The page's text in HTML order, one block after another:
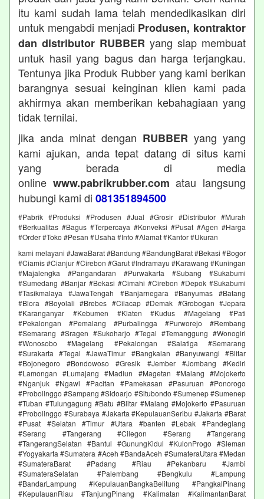
itu kami sudah lama telah mendedikasikan diri
untuk mengabdi menjadi Produsen, kontraktor
dan distributor RUBBER yang siap membuat
untuk hasil yang bagus dan harga terjangkau.
Tentunya jika Produk Rubber yang kami berikan
barangnya sesuai keinginan klien kami pada
akhirmya akan memberikan kebahagiaan yang
tidak ternilai.
jika anda minat dengan RUBBER yang yang
kami ajukan, anda tepat datang di situs kami
yang berada di media
online www.pabrikrubber.com atau langsung
hubungi kami di 081351894500
#Pabrik #Produksi #Produsen #Jual #Grosir #Distributor #Murah
#Berkualitas #Bagus #Terpercaya #Konveksi #Pusat #Agen #Harga
#Order #Toko #Pesan #Usaha #Info #Alamat #Kantor #Ukuran
kami melayani #JawaBarat #Bandung #BandungBarat #Bekasi #Bogor
#Ciamis #Cianjur #Cirebon #Garut #Indramayu #Karawang #Kuningan
#Majalengka #Pangandaran #Purwakarta #Subang #Sukabumi
#Sumedang #Banjar #Bekasi #Cimahi #Cirebon #Depok #Sukabumi
#Tasikmalaya #JawaTengah #Banjarnegara #Banyumas #Batang
#Blora #Boyolali #Brebes #Cilacap #Demak #Grobogan #Jepara
#Karanganyar #Kebumen #Klaten #Kudus #Magelang #Pati
#Pekalongan #Pemalang #Purbalingga #Purworejo #Rembang
#Semarang #Sragen #Sukoharjo #Tegal #Temanggung #Wonogiri
#Wonosobo #Magelang #Pekalongan #Salatiga #Semarang
#Surakarta #Tegal #JawaTimur #Bangkalan #Banyuwangi #Blitar
#Bojonegoro #Bondowoso #Gresik #Jember #Jombang #Kediri
#Lamongan #Lumajang #Madiun #Magetan #Malang #Mojokerto
#Nganjuk #Ngawi #Pacitan #Pamekasan #Pasuruan #Ponorogo
#Probolinggo #Sampang #Sidoarjo #Situbondo #Sumenep #Sumenep
#Tuban #Tulungagung #Batu #Blitar #Malang #Mojokerto #Pasuruan
#Probolinggo #Surabaya #Jakarta #KepulauanSeribu #Jakarta #Barat
#Pusat #Selatan #Timur #Utara #banten #Lebak #Pandeglang
#Serang #Tangerang #Cilegon #Serang #Tangerang
#TangerangSelatan #Bantul #GunungKidul #KulonProgo #Sleman
#Yogyakarta #Sumatera #Aceh #BandaAceh #SumateraUtara #Medan
#SumateraBarat #Padang #Riau #Pekanbaru #Jambi
#SumateraSelatan #Palembang #Bengkulu #Lampung
#BandarLampung #KepulauanBangkaBelitung #PangkalPinang
#KepulauanRiau #TanjungPinang #Kalimatan #KalimantanBarat